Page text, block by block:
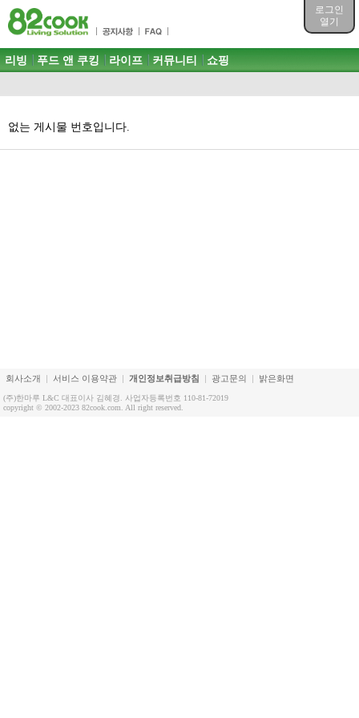
로그인
열기
목차
주메뉴 바로가기
컨텐츠 바로가기
검색 바로가기
로그인 바로가기
주메뉴
리빙 푸드 앤 쿠킹 라이프 커뮤니티 쇼핑
없는 게시물 번호입니다.
회사소개 서비스 이용약관 개인정보취급방침 광고문의 밝은화면
(주)한마루 L&C 대표이사 김혜경. 사업자등록번호 110-81-72019
copyright © 2002-2023 82cook.com. All right reserved.